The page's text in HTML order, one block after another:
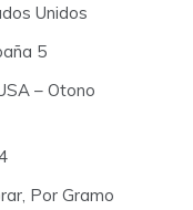
Unidos
5
– Otono
Por Gramo